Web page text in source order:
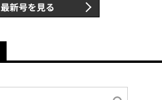
最新号を見る